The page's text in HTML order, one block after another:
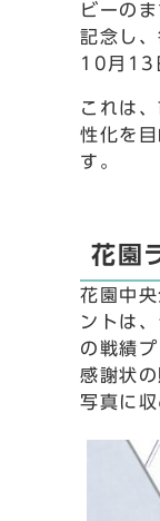
ビーの
記念し
10月13
これは
性化を
す。
花園
花園中
ントは
の戦績
感謝状
写真に